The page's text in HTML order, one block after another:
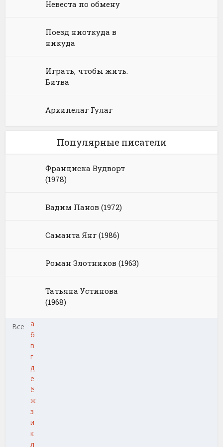
Невеста по обмену
Поезд ниоткуда в
никуда
Играть, чтобы жить.
Битва
Архипелаг Гулаг
Популярные писатели
Франциска Вудворт
(1978)
Вадим Панов (1972)
Саманта Янг (1986)
Роман Злотников (1963)
Татьяна Устинова
(1968)
Все
а
б
в
г
д
е
ё
ж
з
и
к
л